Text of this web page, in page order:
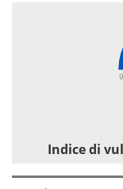
Indice di